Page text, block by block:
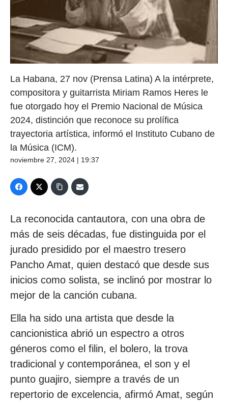
La Habana, 27 nov (Prensa Latina) A la intérprete,
compositora y guitarrista Miriam Ramos Heres le
fue otorgado hoy el Premio Nacional de Música
2024, distinción que reconoce su prolífica
trayectoria artística, informó el Instituto Cubano de
la Música (ICM).
noviembre 27, 2024 | 19:37
La reconocida cantautora, con una obra de
más de seis décadas, fue distinguida por el
jurado presidido por el maestro tresero
Pancho Amat, quien destacó que desde sus
inicios como solista, se inclinó por mostrar lo
mejor de la canción cubana.
Ella ha sido una artista que desde la
cancionistica abrió un espectro a otros
géneros como el filin, el bolero, la trova
tradicional y contemporánea, el son y el
punto guajiro, siempre a través de un
repertorio de excelencia, afirmó Amat, según